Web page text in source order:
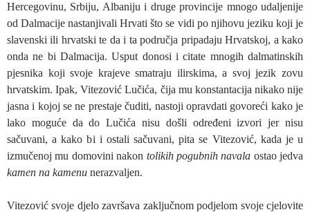
Hercegovinu, Srbiju, Albaniju i druge provincije mnogo udaljenije
od Dalmacije nastanjivali Hrvati što se vidi po njihovu jeziku koji je
slavenski ili hrvatski te da i ta područja pripadaju Hrvatskoj, a kako
onda ne bi Dalmacija. Usput donosi i citate mnogih dalmatinskih
pjesnika koji svoje krajeve smatraju ilirskima, a svoj jezik zovu
hrvatskim. Ipak, Vitezović Lučića, čija mu konstantacija nikako nije
jasna i kojoj se ne prestaje čuditi, nastoji opravdati govoreći kako je
lako moguće da do Lučića nisu došli određeni izvori jer nisu
sačuvani, a kako bi i ostali sačuvani, pita se Vitezović, kada je u
izmučenoj mu domovini nakon tolikih pogubnih navala ostao jedva
kamen na kamenu nerazvaljen.
Vitezović svoje djelo završava zaključnom podjelom svoje cjelovite